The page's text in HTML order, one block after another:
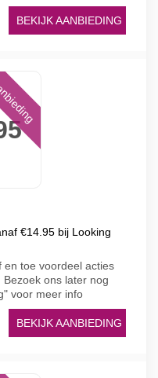
BEKIJK AANBIEDING
€14.95 bij Looking
en toe voordeel acties
ons later nog
voor meer info
BEKIJK AANBIEDING